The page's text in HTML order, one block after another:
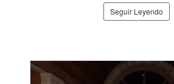
Seguir Leyendo